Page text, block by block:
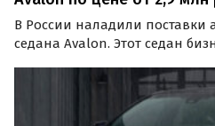
В России наладили поставки
седана Avalon. Этот седан
под заказ, и стоит на одном
рублей, сообщают